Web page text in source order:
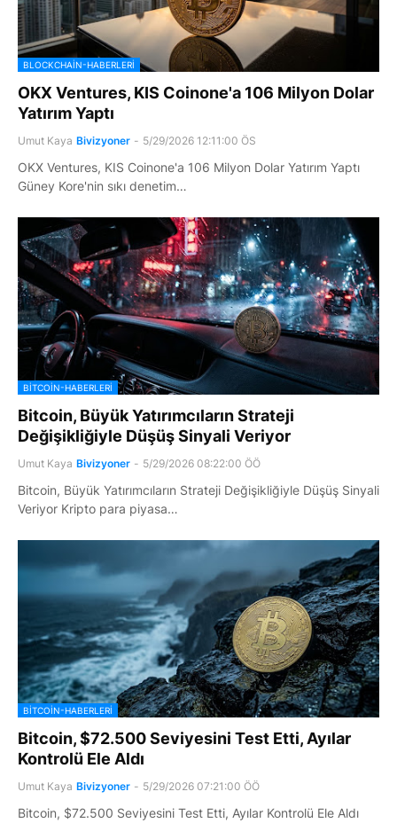
BLOCKCHAIN-HABERLERI
OKX Ventures, KIS Coinone'a 106 Milyon Dolar
Yatırım Yaptı
Umut Kaya Bivizyoner - 5/29/2026 12:11:00 ÖS
OKX Ventures, KIS Coinone'a 106 Milyon Dolar Yatırım Yaptı
Güney Kore'nin sıkı denetim…
BITCOIN-HABERLERI
Bitcoin, Büyük Yatırımcıların Strateji
Değişikliğiyle Düşüş Sinyali Veriyor
Umut Kaya Bivizyoner - 5/29/2026 08:22:00 ÖÖ
Bitcoin, Büyük Yatırımcıların Strateji Değişikliğiyle Düşüş Sinyali
Veriyor Kripto para piyasa…
BITCOIN-HABERLERI
Bitcoin, $72.500 Seviyesini Test Etti, Ayılar
Kontrolü Ele Aldı
Umut Kaya Bivizyoner - 5/29/2026 07:21:00 ÖÖ
Bitcoin, $72.500 Seviyesini Test Etti, Ayılar Kontrolü Ele Aldı